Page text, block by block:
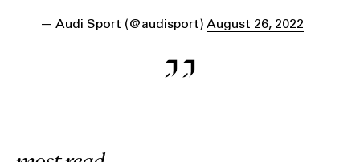
— Audi Sport (@audisport) August 26, 2022